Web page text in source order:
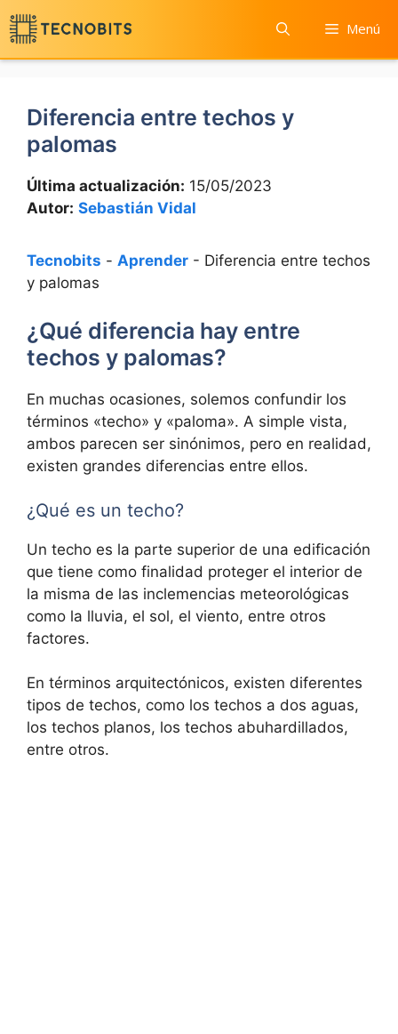
Saltar
al
contenido
Menú
Diferencia entre techos y
palomas
Última actualización: 15/05/2023
Autor: Sebastián Vidal
Tecnobits - Aprender - Diferencia entre techos
y palomas
¿Qué diferencia hay entre
techos y palomas?
En muchas ocasiones, solemos confundir los
términos «techo» y «paloma». A simple vista,
ambos parecen ser sinónimos, pero en realidad,
existen grandes diferencias entre ellos.
¿Qué es un techo?
Un techo es la parte superior de una edificación
que tiene como finalidad proteger el interior de
la misma de las inclemencias meteorológicas
como la lluvia, el sol, el viento, entre otros
factores.
En términos arquitectónicos, existen diferentes
tipos de techos, como los techos a dos aguas,
los techos planos, los techos abuhardillados,
entre otros.